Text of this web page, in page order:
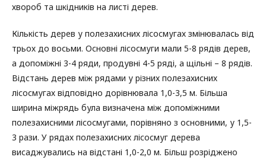
хвороб та шкідників на листі дерев.
Кількість дерев у полезахисних лісосмугах змінювалась від
трьох до восьми. Основні лісосмуги мали 5-8 рядів дерев,
а допоміжні 3-4 ряди, продувні 4-5 ряді, а щільні – 8 рядів.
Відстань дерев між рядами у різних полезахисних
лісосмугах відповідно дорівнювала 1,0-3,5 м. Більша
ширина міжрядь була визначена між допоміжними
полезахисними лісосмугами, порівняно з основними, у 1,5-
3 рази. У рядах полезахисних лісосмуг дерева
висаджувались на відстані 1,0-2,0 м. Більш розріджено